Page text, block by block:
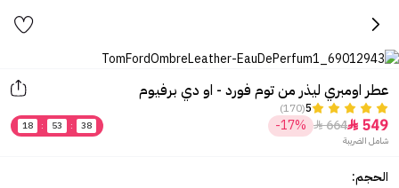
عطر اومبري ليذر من توم فورد - او دي برفيوم
5
(170)
549

664

-17%
18 : 53 :
38
شامل الضريبة
الحجم: